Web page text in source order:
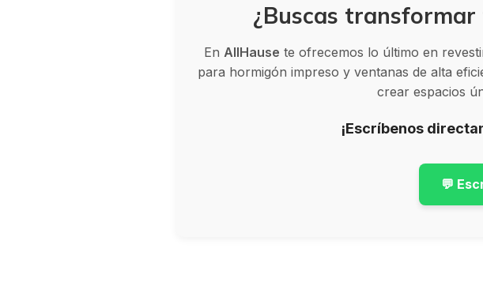
¿Buscas
En AllHause te ofrecemos lo último en
para hormigón impreso y ventanas de alta
crear espacios
¡Escríbenos
💬